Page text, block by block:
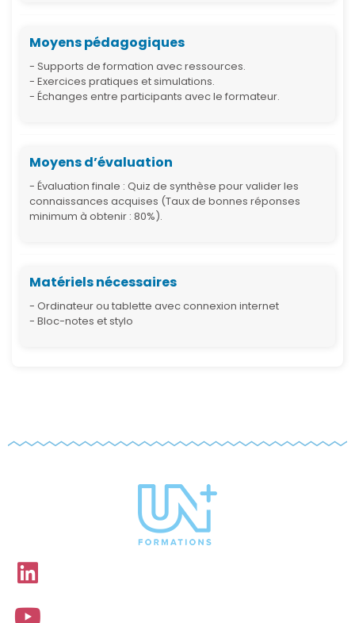
Moyens pédagogiques
- Supports de formation avec ressources.
- Exercices pratiques et simulations.
- Échanges entre participants avec le formateur.
Moyens d’évaluation
- Évaluation finale : Quiz de synthèse pour valider les
connaissances acquises (Taux de bonnes réponses
minimum à obtenir : 80%).
Matériels nécessaires
- Ordinateur ou tablette avec connexion internet
- Bloc-notes et stylo